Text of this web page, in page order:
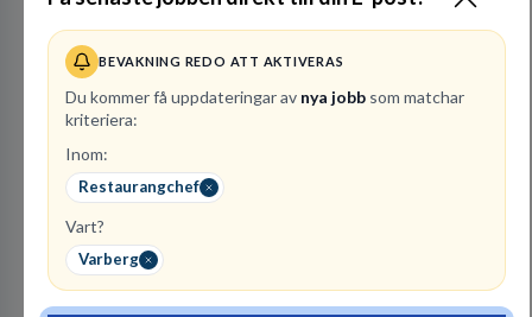
BEVAKNING REDO ATT AKTIVERAS
Du kommer få uppdateringar av nya jobb som matchar
kriteriera:
Inom:
Restaurangchef
Vart?
Varberg
1lediga jobb
Visa jobb